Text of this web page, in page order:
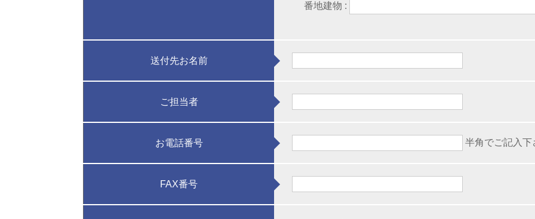
番地建物 :
送付先お名前
ご担当者
お電話番号 半角でご記入下
FAX番号